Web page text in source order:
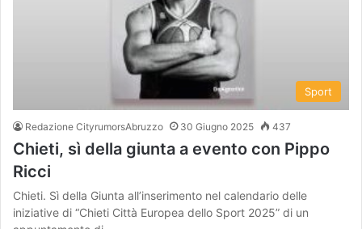
Sport
Redazione CityrumorsAbruzzo 30 Giugno 2025 437
Chieti, sì della giunta a evento con Pippo
Ricci
Chieti. Sì della Giunta all’inserimento nel calendario delle
iniziative di “Chieti Città Europea dello Sport 2025” di un